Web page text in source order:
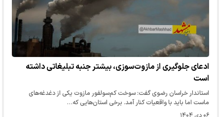
ادعای جلوگیری از مازوت‌سوزی، بیشتر جنبه تبلیغاتی داشته
است
استاندار خراسان رضوی گفت: سوخت کم‌سولفور مازوت یکی از دغدغه‌های
ماست اما باید با واقعیات کنار آمد. برخی استان‌هایی که…